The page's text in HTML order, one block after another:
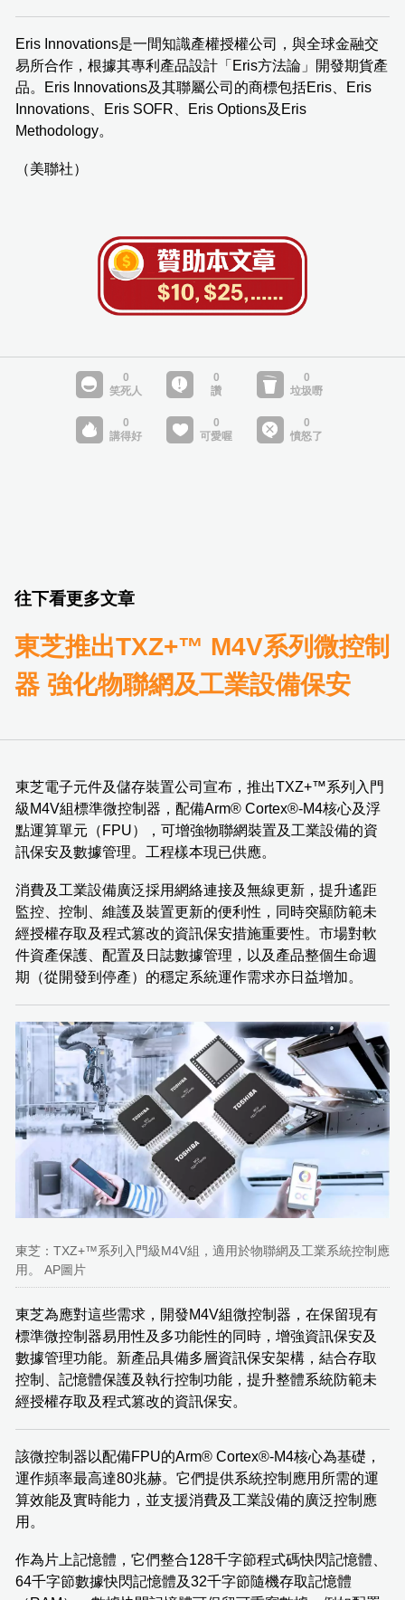
Eris Innovations是一間知識產權授權公司，與全球金融交
易所合作，根據其專利產品設計「Eris方法論」開發期貨產
品。Eris Innovations及其聯屬公司的商標包括Eris、Eris
Innovations、Eris SOFR、Eris Options及Eris
Methodology。
（美聯社）
往下看更多文章
東芝推出TXZ+™ M4V系列微控制
器 強化物聯網及工業設備保安
東芝電子元件及儲存裝置公司宣布，推出TXZ+™系列入門
級M4V組標準微控制器，配備Arm® Cortex®-M4核心及浮
點運算單元（FPU），可增強物聯網裝置及工業設備的資
訊保安及數據管理。工程樣本現已供應。
消費及工業設備廣泛採用網絡連接及無線更新，提升遙距
監控、控制、維護及裝置更新的便利性，同時突顯防範未
經授權存取及程式篡改的資訊保安措施重要性。市場對軟
件資產保護、配置及日誌數據管理，以及產品整個生命週
期（從開發到停產）的穩定系統運作需求亦日益增加。
東芝：TXZ+™系列入門級M4V組，適用於物聯網及工業系統控制應
用。 AP圖片
東芝為應對這些需求，開發M4V組微控制器，在保留現有
標準微控制器易用性及多功能性的同時，增強資訊保安及
數據管理功能。新產品具備多層資訊保安架構，結合存取
控制、記憶體保護及執行控制功能，提升整體系統防範未
經授權存取及程式篡改的資訊保安。
該微控制器以配備FPU的Arm® Cortex®‑M4核心為基礎，
運作頻率最高達80兆赫。它們提供系統控制應用所需的運
算效能及實時能力，並支援消費及工業設備的廣泛控制應
用。
作為片上記憶體，它們整合128千字節程式碼快閃記憶體、
64千字節數據快閃記憶體及32千字節隨機存取記憶體